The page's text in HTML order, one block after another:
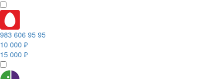
983 606 95 95
10 000 ₽
15 000 ₽